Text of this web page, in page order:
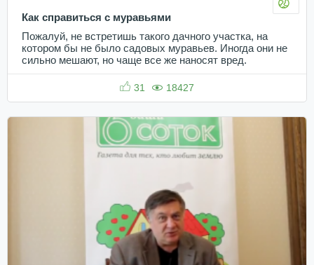
Как справиться с муравьями
Пожалуй, не встретишь такого дачного участка, на
котором бы не было садовых муравьев. Иногда они не
сильно мешают, но чаще все же наносят вред.
31 18427